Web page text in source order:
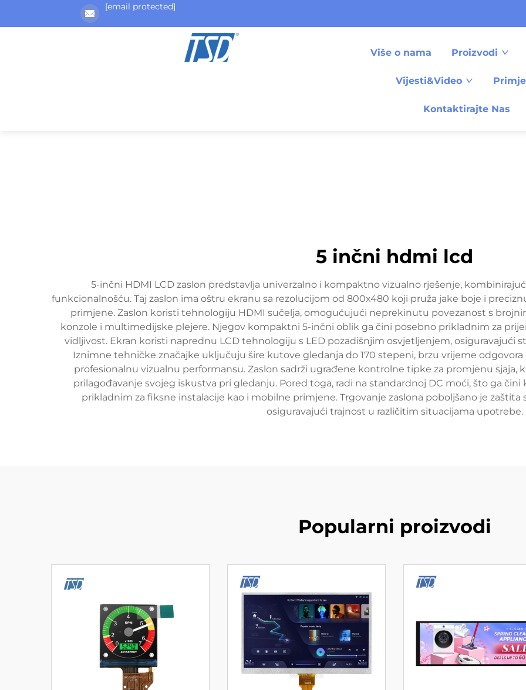
[email protected]
Više o nama Proizvodi
Vijesti&Video
Kontaktirajte Nas
5 inčni hdmi lcd
5-inčni HDMI LCD zaslon predstavlja univerzalno i kompaktno vizualno rješenje,
funkcionalnošću. Taj zaslon ima oštru ekranu sa rezolucijom od 800x480 koji pruža jake boje i
primjene. Zaslon koristi tehnologiju HDMI sučelja, omogućujući neprekinutu povezanost s
konzole i multimedijske plejere. Njegov kompaktni 5-inčni oblik ga čini posebno prikladnim za
vidljivost. Ekran koristi naprednu LCD tehnologiju s LED pozadišnjim osvjetljenjem, osiguravajući
Iznimne tehničke značajke uključuju šire kutove gledanja do 170 stepeni, brzu vrijeme odgovora
profesionalnu vizualnu performansu. Zaslon sadrži ugrađene kontrolne tipke za promjenu sjaja,
prilagođavanje svojeg iskustva pri gledanju. Pored toga, radi na standardnoj DC moći, što ga
prikladnim za fiksne instalacije kao i mobilne primjene. Trgovanje zaslona poboljšano je
osiguravajući trajnost u različitim situacijama upotrebe.
Popularni proizvodi